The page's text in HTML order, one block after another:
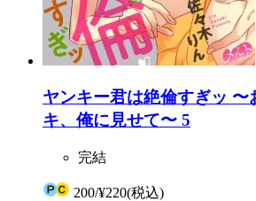
ヤンキー君は絶倫すぎッ 〜
キ、俺に見せて〜 5
完結
200/¥220(税込)